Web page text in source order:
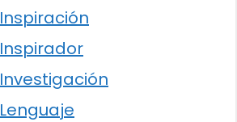
Inspiración
Inspirador
Investigación
Lenguaje